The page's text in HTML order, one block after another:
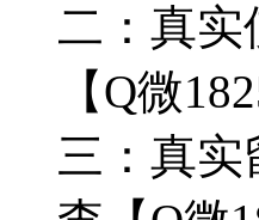
二：真实
【Q微
三：真